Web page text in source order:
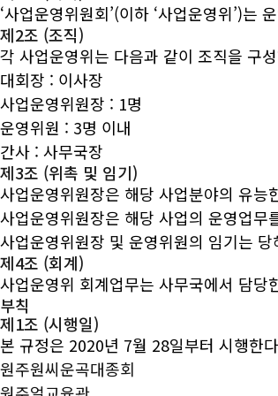
‘사업운영위원회’(이하 ‘사업운영위’)
제2조 (조직)
각 사업운영위는 다음과 같이 조직을 구
대회장 : 이사장
사업운영위원장 : 1명
운영위원 : 3명 이내
간사 : 사무국장
제3조 (위촉 및 임기)
사업운영위원장은 해당 사업분야의 유
사업운영위원장은 해당 사업의 운영업무
사업운영위원장 및 운영위원의 임기는
제4조 (회계)
사업운영위 회계업무는 사무국에서 담당
부칙
제1조 (시행일)
본 규정은 2020년 7월 28일부터 시행한
원주원씨운곡대종회